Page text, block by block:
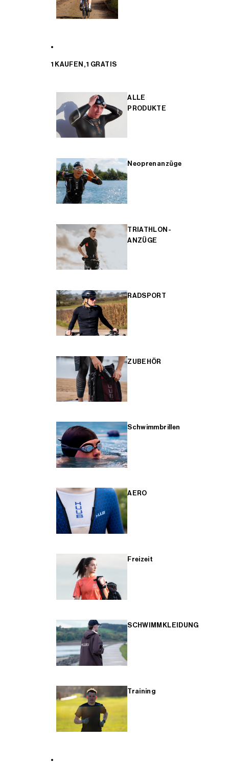
1 KAUFEN, 1 GRATIS
ALLE
PRODUKTE
Neoprenanzüge
TRIATHLON-
ANZÜGE
RADSPORT
ZUBEHÖR
Schwimmbrillen
AERO
Freizeit
SCHWIMMKLEIDUNG
Training